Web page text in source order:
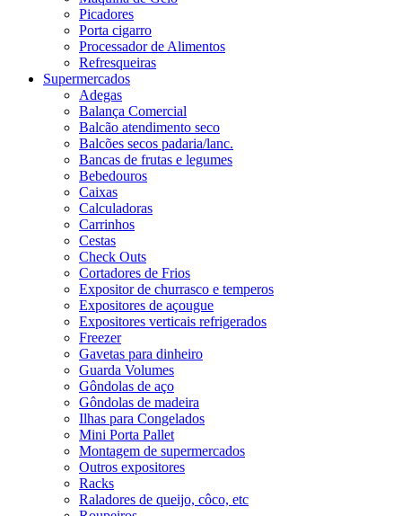
Picadores
Porta cigarro
Processador de Alimentos
Refresqueiras
Supermercados
Adegas
Balança Comercial
Balcão atendimento seco
Balcões secos padaria/lanc.
Bancas de frutas e legumes
Bebedouros
Caixas
Calculadoras
Carrinhos
Cestas
Check Outs
Cortadores de Frios
Expositor de churrasco e temperos
Expositores de açougue
Expositores verticais refrigerados
Freezer
Gavetas para dinheiro
Guarda Volumes
Gôndolas de aço
Gôndolas de madeira
Ilhas para Congelados
Mini Porta Pallet
Montagem de supermercados
Outros expositores
Racks
Raladores de queijo, côco, etc